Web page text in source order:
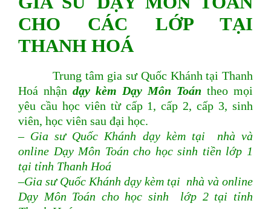
CHO CÁC LỚP TẠI
THANH HOÁ
Trung tâm gia sư Quốc Khánh tại Thanh
Hoá nhận dạy kèm Dạy Môn Toán theo mọi
yêu cầu học viên từ cấp 1, cấp 2, cấp 3, sinh
viên, học viên sau đại học.
– Gia sư Quốc Khánh dạy kèm tại nhà và
online Dạy Môn Toán cho học sinh tiền lớp 1
tại tỉnh Thanh Hoá
–Gia sư Quốc Khánh dạy kèm tại nhà và online
Dạy Môn Toán cho học sinh lớp 2 tại tỉnh